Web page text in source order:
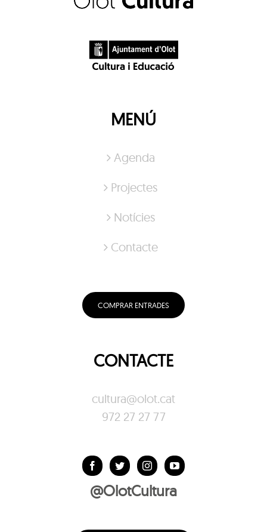
MENÚ
Agenda
Projectes
Notícies
Contacte
COMPRAR ENTRADES
CONTACTE
cultura@olot.cat
972 27 27 77
@OlotCultura